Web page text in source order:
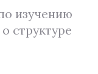
изучению
структуре